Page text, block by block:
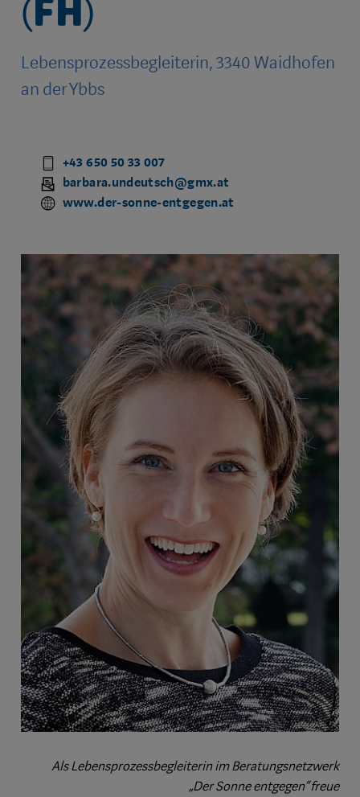
Lebensprozessbegleiterin, 3340 Waidhofen
an der Ybbs
+43 650 50 33 007
barbara.undeutsch@gmx.at
www.der-sonne-entgegen.at
Als Lebensprozessbegleiterin im Beratungsnetzwerk
„Der Sonne entgegen“ freue